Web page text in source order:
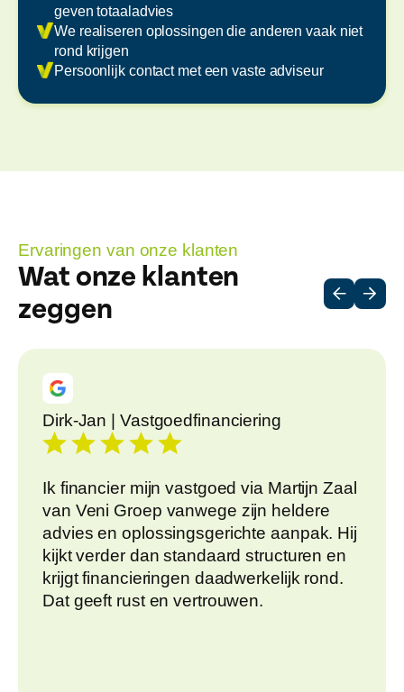
geven totaaladvies
We realiseren oplossingen die anderen vaak niet
rond krijgen
Persoonlijk contact met een vaste adviseur
Ervaringen van onze klanten
Wat onze klanten
zeggen
Dirk-Jan | Vastgoedfinanciering
Ik financier mijn vastgoed via Martijn Zaal
van Veni Groep vanwege zijn heldere
advies en oplossingsgerichte aanpak. Hij
kijkt verder dan standaard structuren en
krijgt financieringen daadwerkelijk rond.
Dat geeft rust en vertrouwen.